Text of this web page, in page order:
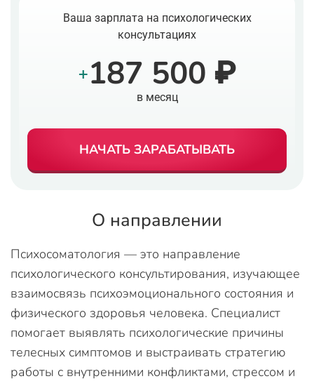
Ваша зарплата на психологических
консультациях
+187 500 ₽
в месяц
НАЧАТЬ ЗАРАБАТЫВАТЬ
О направлении
Психосоматология — это направление
психологического консультирования, изучающее
взаимосвязь психоэмоционального состояния и
физического здоровья человека. Специалист
помогает выявлять психологические причины
телесных симптомов и выстраивать стратегию
работы с внутренними конфликтами, стрессом и